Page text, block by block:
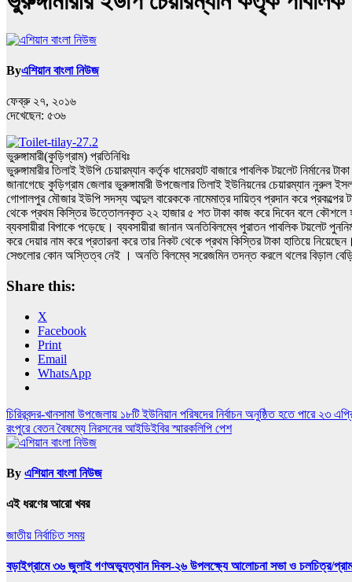
Byএশিয়ান বাংলা নিউজ
ফেব্রু ২৭, ২০১৬
দেখেছেন: ৫৩৬
ভুরুঙ্গামারী(কুড়িগ্রাম) প্রতিনিধিঃ
ভুরুঙ্গামারীর তিলাই ইউপি চেয়ারম্যান কর্তৃক ধামেরহাট বাজারে পাবলিক টয়লেট নির্মানের
জানাগেছে কুড়িগ্রাম জেলার ভুরুঙ্গামারী উপজেলার তিলাই ইউনিয়নের চেয়ারম্যান নুরুল
গোপালপুর মৌজার ইউপি সদস্য আব্দুল বারেককে নামেমাত্র দায়িত্ব প্রদান করে
থেকে প্রথম কিস্তির উত্তোলনকৃত ২২ হাজার ৫ শত টাকা কাজ করে দিবেন বলে কৌশলে
ব্যবসায়ীরা বিপাকে পড়েছে। ব্যবসায়ীরা জানান অনতিবিলম্বে পুরাতন পাবলিক টয়লেট
করে দেয়ার নাম করে প্রতারনা করে তার নিকট থেকে প্রথম কিস্তির টাকা হাতিয়ে
সেগুলোর কোন অস্তিত্ব নেই । অনতি বিলম্বে সরেজমিন তদন্ত করলে থলের বিড়াল
Share this:
X
Facebook
Print
Email
WhatsApp
Post
navigation
চিরিরবন্দর-খানসামা উপজেলায় ১৮টি ইউনিয়ান পরিষদের নির্বাচন অনুষ্ঠিত হতে পারে ২৩
রংপুরে বেতন বৈষম্যে নিরসনের আইডিইবির স্মারকলিপি পেশ
By এশিয়ান বাংলা নিউজ
এই ধরণের আরো খবর
জাতীয় নির্বাচিত সময়
বড়াইগ্রামে ৩৬ জুলাই গণঅভ্যুত্থান দিবস-২৬ উপলক্ষ্যে আলোচনা সভা ও চলচিত্র/